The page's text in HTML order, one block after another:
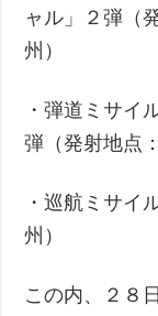
ャル」２弾（
州）
・弾道ミサイ
弾（発射地点
・巡航ミサイ
州）
この内、２８